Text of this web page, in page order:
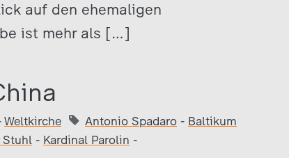
auf den ehemaligen
ist mehr als […]
Weltkirche Antonio Spadaro - Baltikum
Stuhl - Kardinal Parolin -